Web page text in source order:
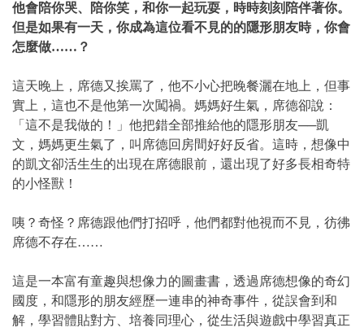
他會陪你哭、陪你笑，和你一起玩耍，時時刻刻陪伴著你。
但是如果有一天，你成為這位看不見的的隱形朋友時，你會
怎麼做……？
這天晚上，席德又挨罵了，他不小心把晚餐灑在地上，但事
實上，這也不是他第一次闖禍。媽媽好生氣，席德卻說：
「這不是我做的！」他把錯全部推給他的隱形朋友──凱
文，媽媽更生氣了，叫席德回房間好好反省。這時，想像中
的凱文卻活生生的出現在席德眼前，還出現了好多長相奇特
的小怪獸！
咦？奇怪？席德跟他們打招呼，他們都對他視而不見，彷彿
席德不存在……
這是一本富有童趣與想像力的圖畫書，透過席德想像的奇幻
國度，和隱形的朋友經歷一連串的神奇事件，從誤會到和
解，學習體貼對方、培養同理心，從生活與遊戲中學習真正